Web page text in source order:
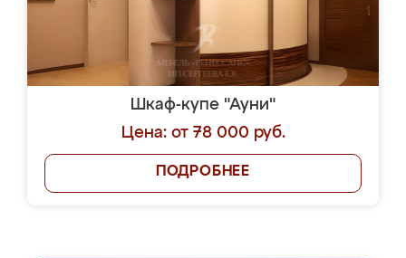
Шкаф-купе "Ауни"
Цена: от 78 000 руб.
ПОДРОБНЕЕ